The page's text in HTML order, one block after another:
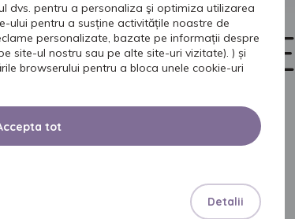
CHILOT ELASTIC
SENI ACTIVE
CLASSIC
dvs. pentru a personaliza şi optimiza utilizarea
ului pentru a susține activitățile noastre de
personalizate, bazate pe informații despre
site-ul nostru sau pe alte site-uri vizitate). ) și
browserului pentru a bloca unele cookie-uri
tot
Detalii